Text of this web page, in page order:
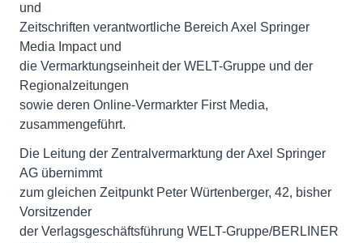
und
Zeitschriften verantwortliche Bereich Axel Springer
Media Impact und
die Vermarktungseinheit der WELT-Gruppe und der
Regionalzeitungen
sowie deren Online-Vermarkter First Media,
zusammengeführt.
Die Leitung der Zentralvermarktung der Axel Springer
AG übernimmt
zum gleichen Zeitpunkt Peter Würtenberger, 42, bisher
Vorsitzender
der Verlagsgeschäftsführung WELT-Gruppe/BERLINER